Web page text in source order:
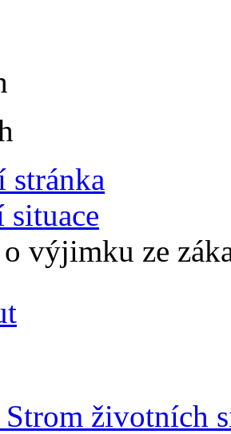
stránka
výjimku ze
Strom životních